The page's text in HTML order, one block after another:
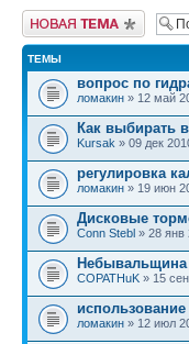
Новая тема
ТЕМЫ
вопрос по
ломакин » 12 май
Как выбирать
Kursak » 09 дек
регулировка
ломакин » 19 июн
Дисковые
Conn Stebl » 28 янв
Небывальщина
COPATHuK » 15
использование
ломакин » 12 июл